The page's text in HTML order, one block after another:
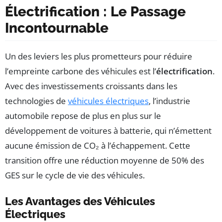
Électrification : Le Passage
Incontournable
Un des leviers les plus prometteurs pour réduire
l’empreinte carbone des véhicules est l’électrification.
Avec des investissements croissants dans les
technologies de véhicules électriques, l’industrie
automobile repose de plus en plus sur le
développement de voitures à batterie, qui n’émettent
aucune émission de CO₂ à l’échappement. Cette
transition offre une réduction moyenne de 50% des
GES sur le cycle de vie des véhicules.
Les Avantages des Véhicules
Électriques